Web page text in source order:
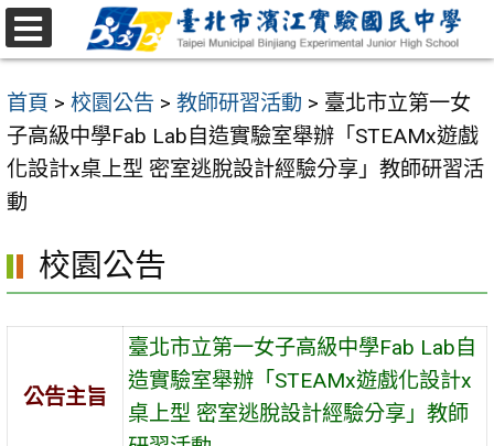
跳
至
要
內
容
區
首頁 > 校園公告 > 教師研習活動 > 臺北市立第一女
子高級中學Fab Lab自造實驗室舉辦「STEAMx遊戲
化設計x桌上型 密室逃脫設計經驗分享」教師研習活
動
校園公告
公告主旨
臺北市立第一女子高級中學Fab Lab自
造實驗室舉辦「STEAMx遊戲化設計x
桌上型 密室逃脫設計經驗分享」教師
選
單